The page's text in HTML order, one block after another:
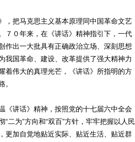
把马克思主义基本原理同中国革命文艺
７０年来，在《讲话》精神指引下，一代
作出一大批具有正确政治立场、深刻思想
我国革命、建设、改革提供了强大精神力
着伟大的真理光芒，《讲话》所指明的方
。
讲话》精神，按照党的十七届六中全会
二为”方向和“双百”方针，牢牢把握以人民
更加自觉地贴近实际、贴近生活、贴近群